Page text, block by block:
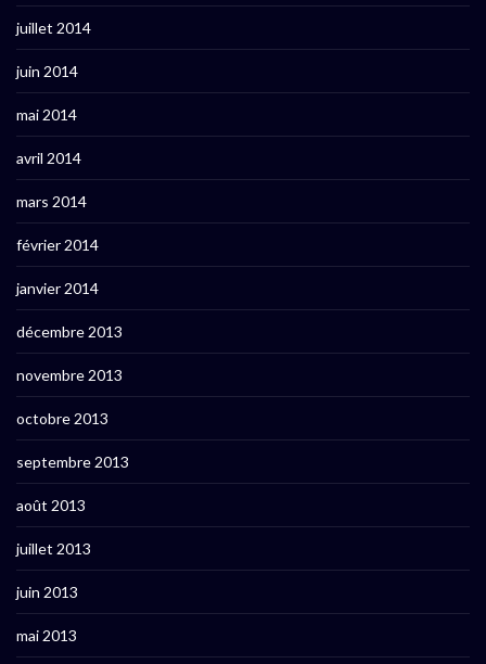
juillet 2014
juin 2014
mai 2014
avril 2014
mars 2014
février 2014
janvier 2014
décembre 2013
novembre 2013
octobre 2013
septembre 2013
août 2013
juillet 2013
juin 2013
mai 2013